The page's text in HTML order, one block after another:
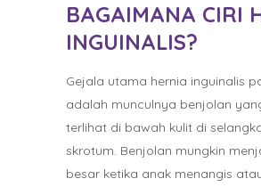
BAGAIMANA CIRI
INGUINALIS?
Gejala utama hernia inguinalis
adalah munculnya benjolan
terlihat di bawah kulit di
skrotum. Benjolan mungkin
besar ketika anak menangis